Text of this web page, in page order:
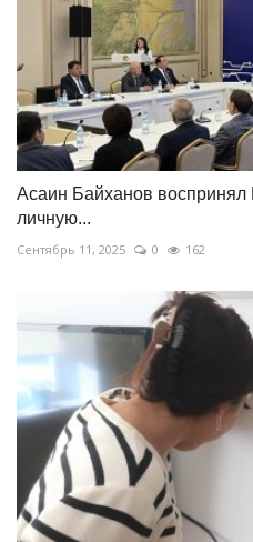
Асаин Байханов воспринял
личную...
Сентябрь 11, 2025 0 162